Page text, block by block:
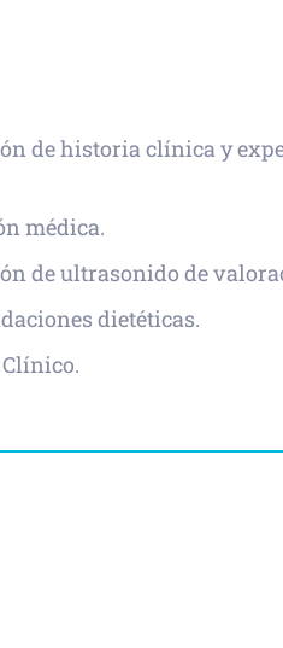
de historia clínica y
médica.
de ultrasonido de
dietéticas.